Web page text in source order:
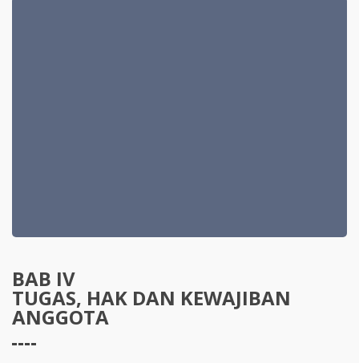
BAB IV
TUGAS, HAK DAN KEWAJIBAN
ANGGOTA